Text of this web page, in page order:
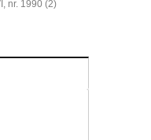
nr. 1990 (2)